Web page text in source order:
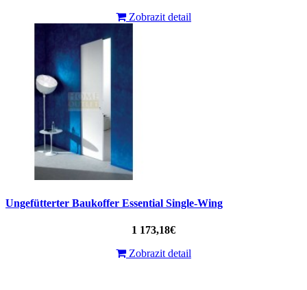
Zobrazit detail
Ungefütterter Baukoffer Essential Single-Wing
1 173,18€
Zobrazit detail